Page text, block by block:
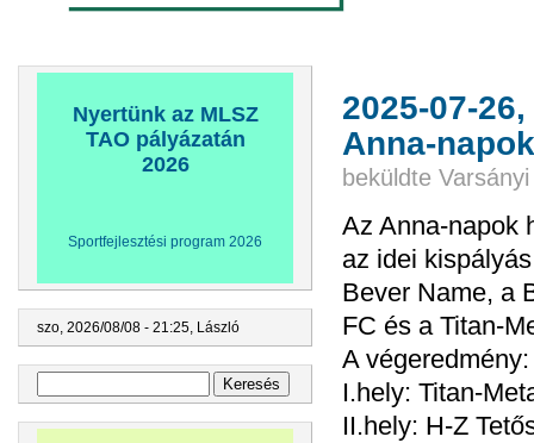
Nyertünk az MLSZ
TAO pályázatán
2026
Sportfejlesztési program 2026
szo, 2026/08/08 - 21:25, László
2025-07-
Anna-
beküldte
Az Anna-napok
az idei
Bever Name, a
FC és a Titan-
A végeredmény:
I.hely: Titan-
II.hely: H-Z